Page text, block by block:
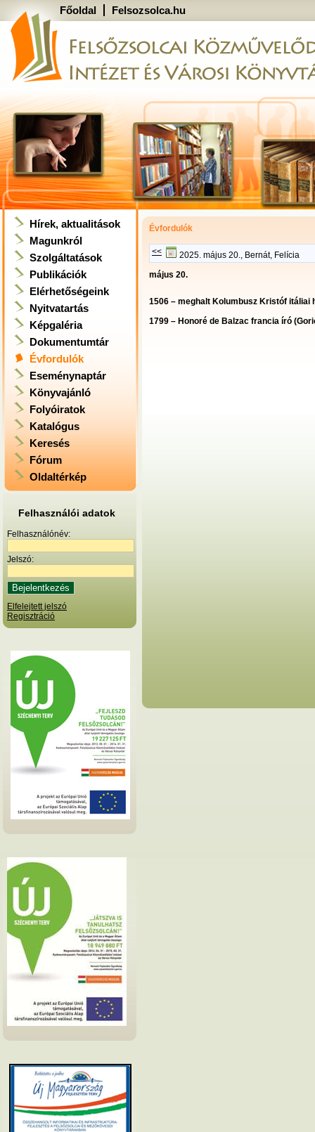
Főoldal Felsozsolca.hu
Hírek, aktualitások
Magunkról
Szolgáltatások
Publikációk
Elérhetőségeink
Nyitvatartás
Képgaléria
Dokumentumtár
Évfordulók
Eseménynaptár
Könyvajánló
Folyóiratok
Katalógus
Keresés
Fórum
Oldaltérkép
Felhasználói adatok
Felhasználónév:
Jelszó:
Elfelejtett jelszó
Regisztráció
Évfordulók
<<
2025. május 20., Bernát, Felícia
május 20.
1506 – meghalt Kolumbusz Kristóf itáliai
1799 – Honoré de Balzac francia író